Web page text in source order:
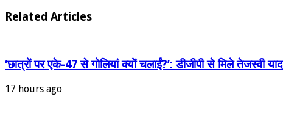
Related Articles
‘छात्रों पर एके-47 से गोलियां क्यों चलाईं?’: डीजीपी से मिले तेजस्वी
17 hours ago